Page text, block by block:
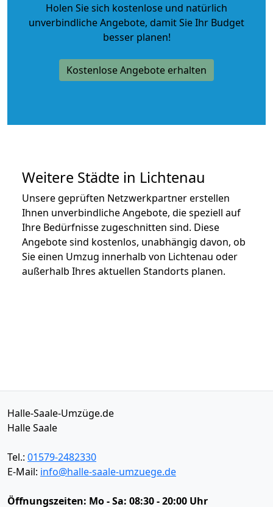
Holen Sie sich kostenlose und natürlich
unverbindliche Angebote, damit Sie Ihr Budget
besser planen!
Kostenlose Angebote erhalten
Weitere Städte in Lichtenau
Unsere geprüften Netzwerkpartner erstellen
Ihnen unverbindliche Angebote, die speziell auf
Ihre Bedürfnisse zugeschnitten sind. Diese
Angebote sind kostenlos, unabhängig davon, ob
Sie einen Umzug innerhalb von Lichtenau oder
außerhalb Ihres aktuellen Standorts planen.
Halle-Saale-Umzüge.de
Halle Saale
Tel.: 01579-2482330
E-Mail: info@halle-saale-umzuege.de
Öffnungszeiten: Mo - Sa: 08:30 - 20:00 Uhr